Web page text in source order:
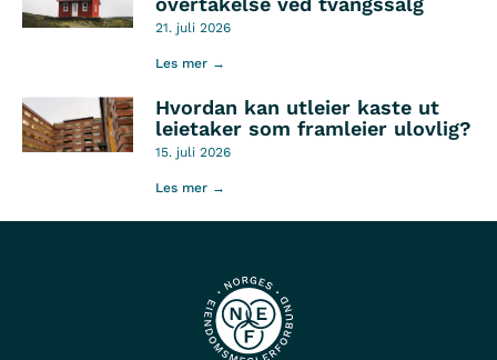
21. juli 2026
Les mer →
Hvordan kan utleier kaste ut
leietaker som framleier ulovlig?
15. juli 2026
Les mer →